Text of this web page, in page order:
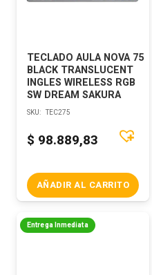
TECLADO AULA NOVA 75
BLACK TRANSLUCENT
INGLES WIRELESS RGB
SW DREAM SAKURA
SKU: TEC275
$ 98.889,83
AÑADIR AL CARRITO
Entrega Inmediata